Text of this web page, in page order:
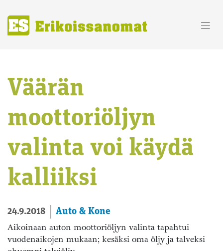
content
Väärän
moottoriöljyn
valinta voi käydä
kalliiksi
24.9.2018 Auto & Kone
Aikoinaan auton moottoriöljyn valinta tapahtui
vuodenaikojen mukaan; kesäksi oma öljy ja talveksi